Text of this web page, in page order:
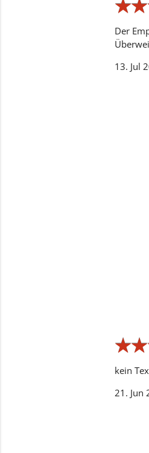
★★
★★
Der
13. Jul
★★
★★
kein
21. Jun